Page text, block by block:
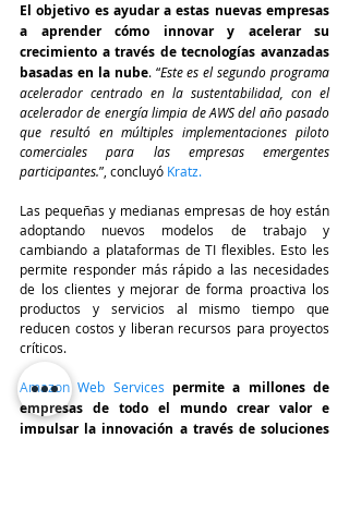
El objetivo es ayudar a estas nuevas empresas
a aprender cómo innovar y acelerar su
crecimiento a través de tecnologías avanzadas
basadas en la nube. “Este es el segundo programa
acelerador centrado en la sustentabilidad, con el
acelerador de energía limpia de AWS del año pasado
que resultó en múltiples implementaciones piloto
comerciales para las empresas emergentes
participantes.”, concluyó Kratz.
Las pequeñas y medianas empresas de hoy están
adoptando nuevos modelos de trabajo y
cambiando a plataformas de TI flexibles. Esto les
permite responder más rápido a las necesidades
de los clientes y mejorar de forma proactiva los
productos y servicios al mismo tiempo que
reducen costos y liberan recursos para proyectos
críticos.
Amazon Web Services permite a millones de
empresas de todo el mundo crear valor e
impulsar la innovación a través de soluciones